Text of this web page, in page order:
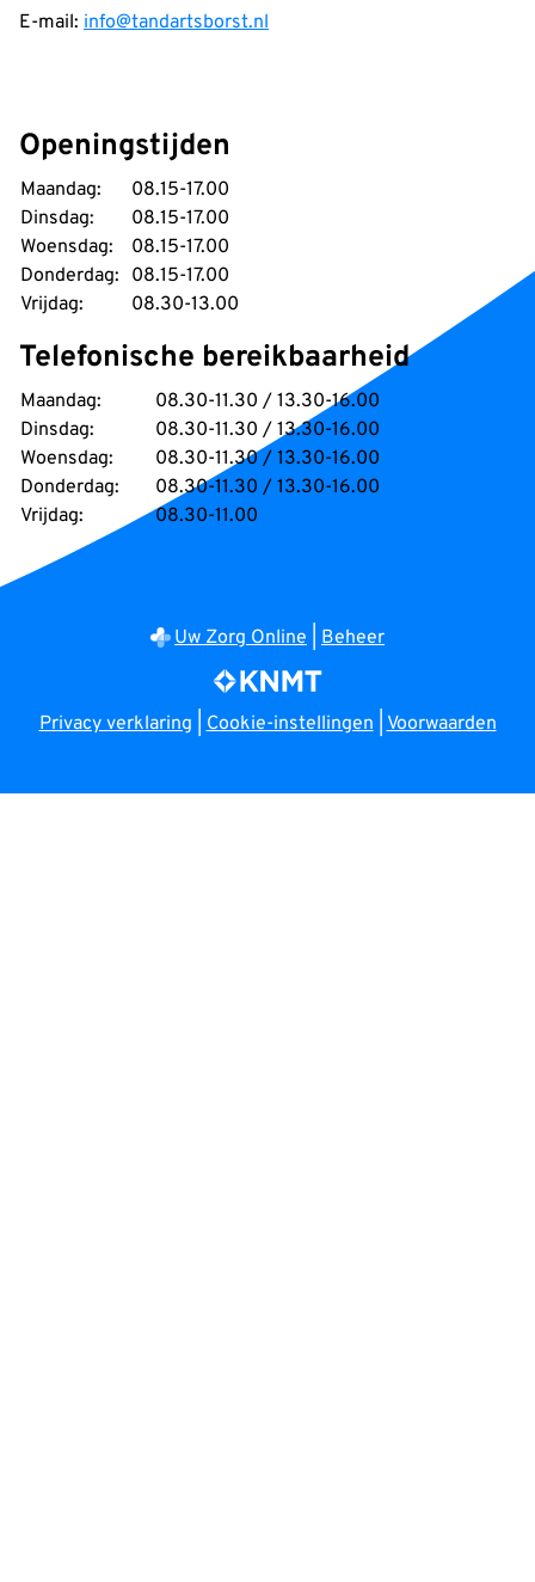
E-mail: info@tandartsborst.nl
Openingstijden
Maandag:
08.15-17.00
Dinsdag:
08.15-17.00
Woensdag:
08.15-17.00
Donderdag: 08.15-17.00
Vrijdag:
08.30-13.00
Telefonische bereikbaarheid
Maandag:
08.30-11.30 / 13.30-16.00
Dinsdag:
08.30-11.30 / 13.30-16.00
Woensdag:
08.30-11.30 / 13.30-16.00
Donderdag:
08.30-11.30 / 13.30-16.00
Vrijdag:
08.30-11.00
Uw Zorg Online Beheer
Privacy verklaring |Cookie-instellingen|Voorwaarden